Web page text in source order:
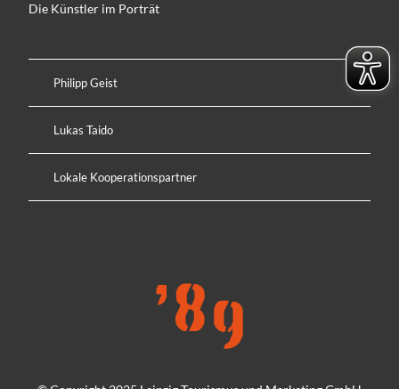
Die Künstler im Porträt
Philipp Geist
Lukas Taido
Lokale Kooperationspartner